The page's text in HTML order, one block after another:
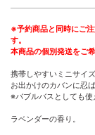
※予約商品と同時にご
す。
本商品の個別発送をご
携帯しやすいミニサイ
お出かけのカバンに忍
※バブルバスとしても使
ラベンダーの香り。